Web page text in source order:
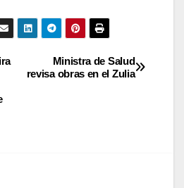
Ministra de Salud
revisa obras en el Zulia